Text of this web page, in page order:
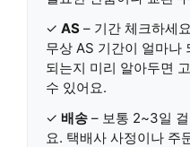
✓ AS – 기간 체크하세
무상 AS 기간이 얼마나
되는지 미리 알아두면
수 있어요.
✓ 배송 – 보통 2~3일
요. 택배사 사정이나 주